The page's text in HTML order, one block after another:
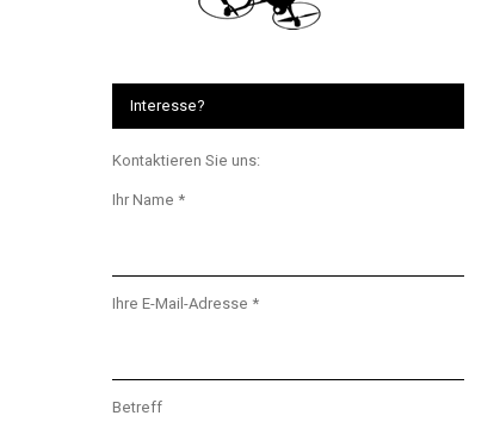
Interesse?
Kontaktieren Sie uns:
Ihr Name *
Ihre E-Mail-Adresse *
Betreff